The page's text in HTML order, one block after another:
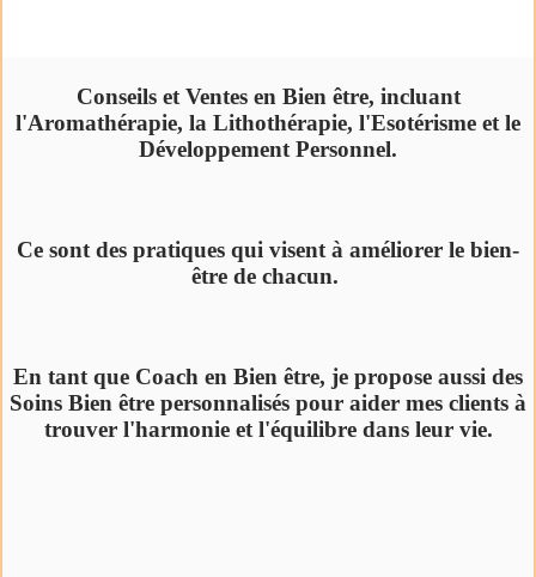
Conseils et Ventes en Bien être, incluant
l'Aromathérapie, la Lithothérapie, l'Esotérisme et le
Développement Personnel.
Ce sont des pratiques qui visent à améliorer le bien-
être de chacun.
En tant que Coach en Bien être, je propose aussi des
Soins Bien être personnalisés pour aider mes clients à
trouver l'harmonie et l'équilibre dans leur vie.